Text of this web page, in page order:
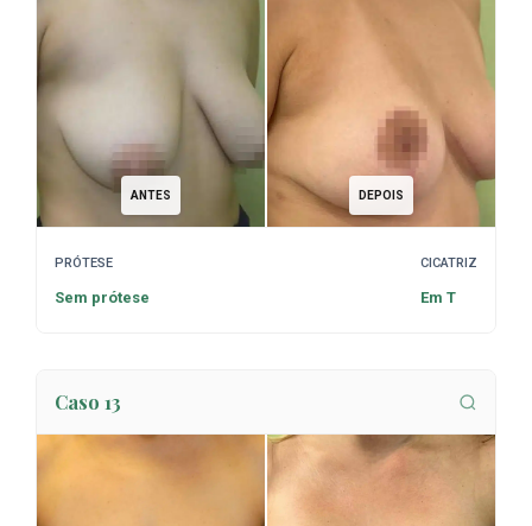
ANTES DEPOIS
PRÓTESE
Sem prótese
CICATRIZ
Em T
Caso 13